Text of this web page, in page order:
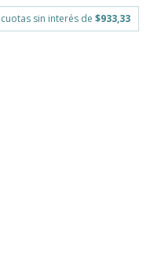
cuotas sin interés de$933,33